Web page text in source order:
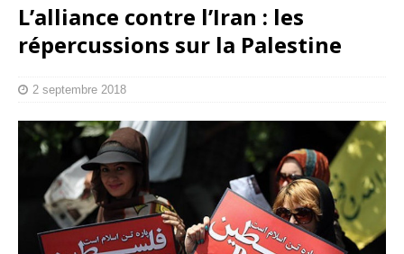
L’alliance contre l’Iran : les
répercussions sur la Palestine
2 septembre 2018